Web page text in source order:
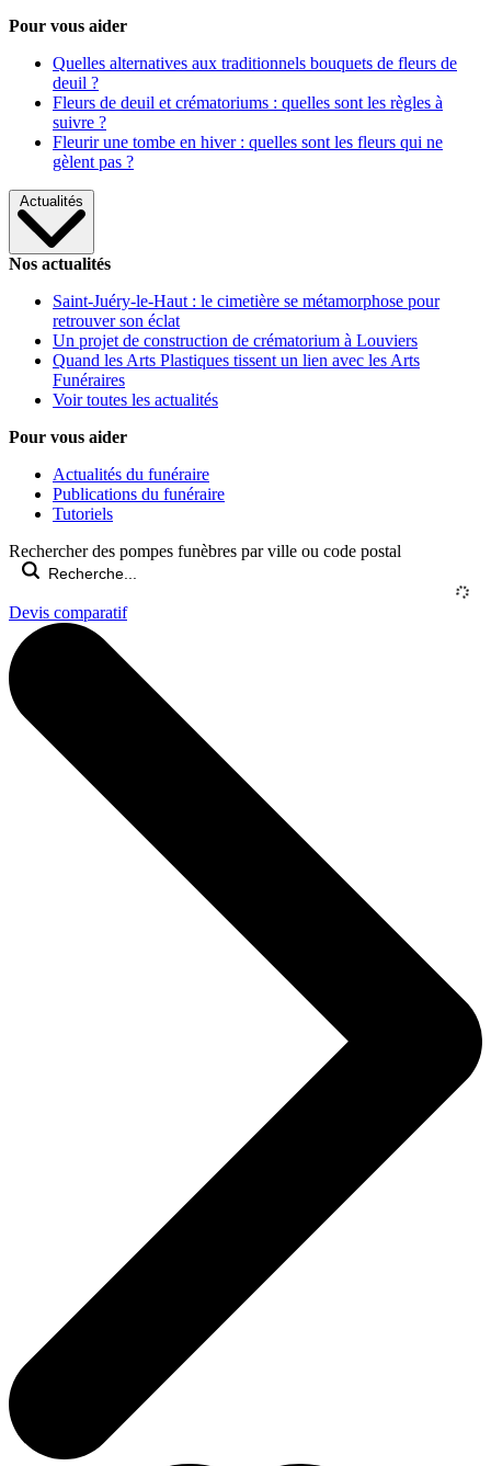
Pour vous aider
Quelles alternatives aux traditionnels bouquets de fleurs de
deuil ?
Fleurs de deuil et crématoriums : quelles sont les règles à
suivre ?
Fleurir une tombe en hiver : quelles sont les fleurs qui ne
gèlent pas ?
Actualités
Nos actualités
Saint-Juéry-le-Haut : le cimetière se métamorphose pour
retrouver son éclat
Un projet de construction de crématorium à Louviers
Quand les Arts Plastiques tissent un lien avec les Arts
Funéraires
Voir toutes les actualités
Pour vous aider
Actualités du funéraire
Publications du funéraire
Tutoriels
Rechercher des pompes funèbres par ville ou code postal
Devis comparatif